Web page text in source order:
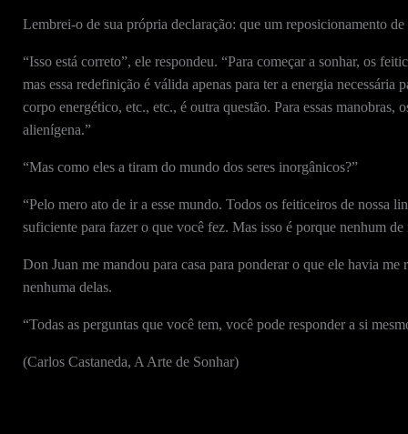
Lembrei-o de sua própria declaração: que um reposicionamento
“Isso está correto”, ele respondeu. “Para começar a sonhar, os
mas essa redefinição é válida apenas para ter a energia
corpo energético, etc., etc., é outra questão. Para essas manobras,
alienígena.”
“Mas como eles a tiram do mundo dos seres inorgânicos?”
“Pelo mero ato de ir a esse mundo. Todos os feiticeiros de nossa
suficiente para fazer o que você fez. Mas isso é porque nenhum de
Don Juan me mandou para casa para ponderar o que ele havia
nenhuma delas.
“Todas as perguntas que você tem, você pode responder a si
(Carlos Castaneda, A Arte de Sonhar)